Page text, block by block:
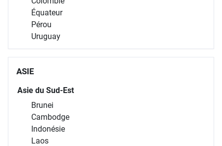
Équateur
Pérou
Uruguay
ASIE
Asie du Sud-Est
Brunei
Cambodge
Indonésie
Laos